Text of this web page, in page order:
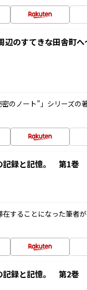
辺のすてきな田舎町
のノート”」シリーズの
記録と記憶。 第1巻
することになった筆者
記録と記憶。 第2巻